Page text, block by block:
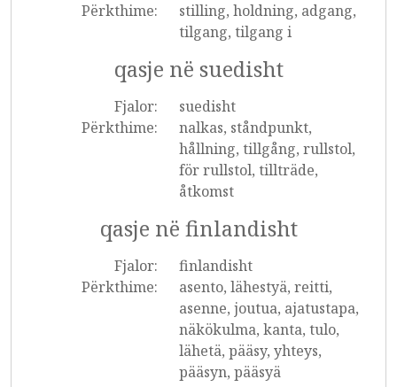
Përkthime:
stilling, holdning, adgang,
tilgang, tilgang i
qasje në suedisht
Fjalor:
suedisht
Përkthime:
nalkas, ståndpunkt,
hållning, tillgång, rullstol,
för rullstol, tillträde,
åtkomst
qasje në finlandisht
Fjalor:
finlandisht
Përkthime:
asento, lähestyä, reitti,
asenne, joutua, ajatustapa,
näkökulma, kanta, tulo,
lähetä, pääsy, yhteys,
pääsyn, pääsyä